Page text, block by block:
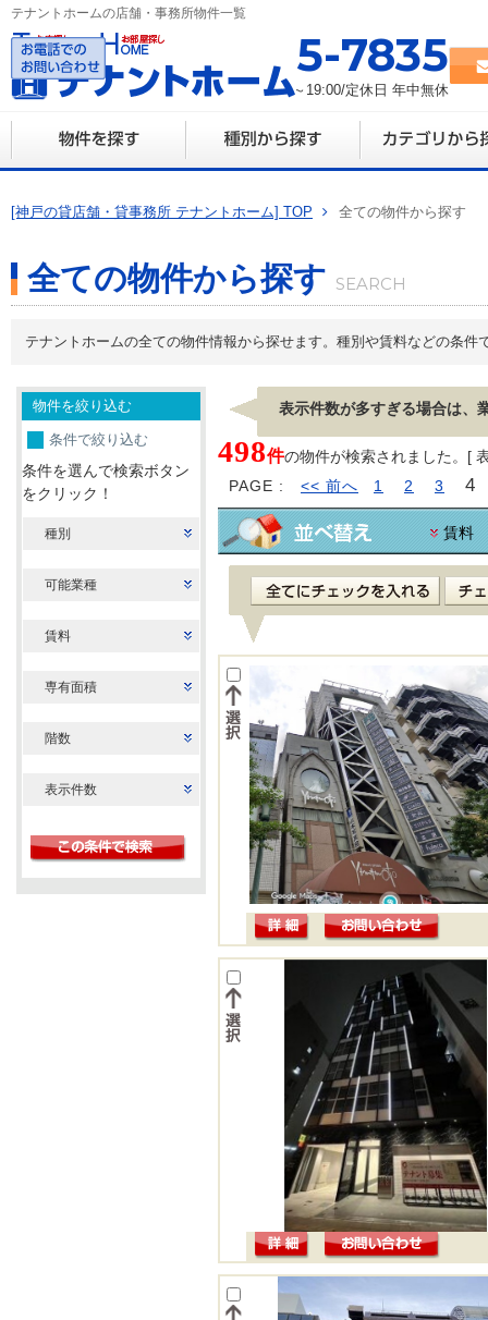
テナントホームの店舗・事務所物件一覧
078-335-7835
営業時間 10:00～19:00/定休日 年中無休
[神戸の貸店舗・貸事務所 テナントホーム] TOP 全ての物件から探す
全ての物件から探す
テナントホームの全ての物件情報から探せます。種別や賃料などの条件
物件を絞り込む
条件で絞り込む
条件を選んで検索ボタン
をクリック！
種別
可能業種
賃料
専有面積
階数
表示件数
表示件数が多すぎる場合は、
498件の物件が検索されました。[
PAGE :
<< 前へ 1 2 3 4
賃料